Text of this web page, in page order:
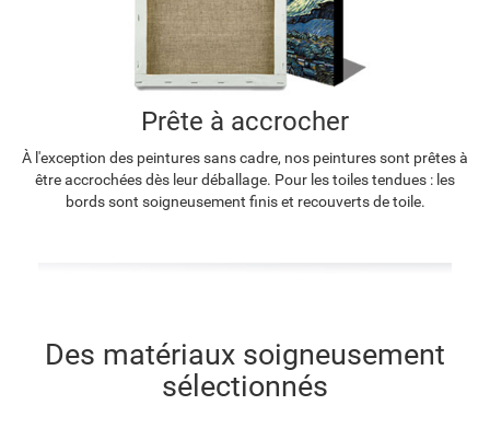
Prête à accrocher
À l'exception des peintures sans cadre, nos peintures sont prêtes à
être accrochées dès leur déballage. Pour les toiles tendues : les
bords sont soigneusement finis et recouverts de toile.
Des matériaux soigneusement
sélectionnés